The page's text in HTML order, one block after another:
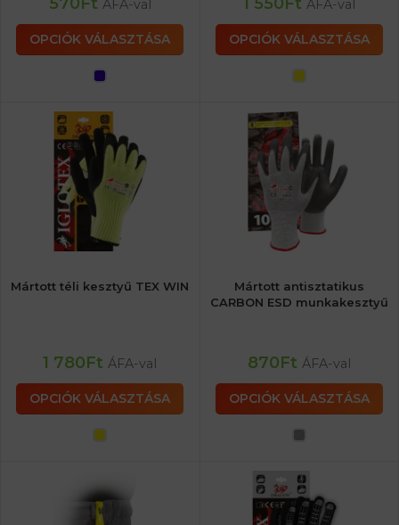
ÁFA-val
OPCIÓK VÁLASZTÁSA
ÁFA-val
OPCIÓK VÁLASZTÁSA
Mártott téli kesztyű TEX WIN
1 780Ft ÁFA-val
OPCIÓK VÁLASZTÁSA
Mártott antisztatikus
CARBON ESD munkakesztyű
870Ft ÁFA-val
OPCIÓK VÁLASZTÁSA